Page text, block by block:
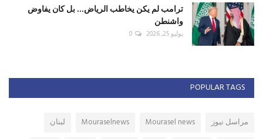
ترامب لم يكن يخاطب الرياض... بل كان يفاوض
واشنطن
يوليو 25, 2026 0
POPULAR TAGS
مراسل نيوز Mourasel news
Mouraselnews
لبنان